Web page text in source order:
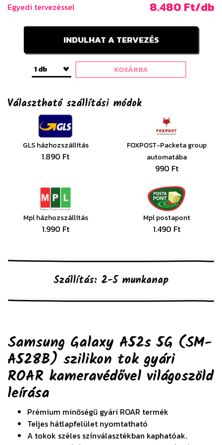
Egyedi tervezéssel 8.480 Ft/db
INDULHAT A TERVEZÉS
1 db KOSÁRBA
Választható szállítási módok
GLS házhozszállítás
1.890 Ft
FOXPOST-Packeta group
automatába
990 Ft
Mpl házhozszállítás
1.990 Ft
Mpl postapont
1.490 Ft
Szállítás: 2-5 munkanap
Samsung Galaxy A52s 5G (SM-
A528B) szilikon tok gyári
ROAR kameravédővel világoszöld
leírása
Prémium minőségű gyári ROAR termék
Teljes hátlapfelület nyomtatható
A tokok széles színválasztékban kaphatóak.